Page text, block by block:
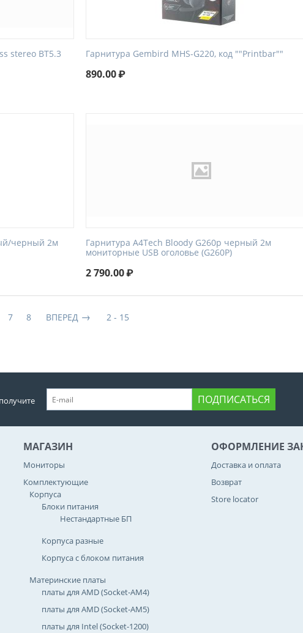
stereo BT5.3 Гарнитура Gembird MHS-G220, код ""Printbar""
890.00₽
черный 2м
Гарнитура A4Tech Bloody G260p черный 2м
мониторные USB оголовье (G260P)
2 790.00₽
7 8 ВПЕРЕД 2 - 15
ПОДПИСАТЬСЯ
МАГАЗИН
Мониторы
Комплектующие
Корпуса
Блоки питания
Нестандартные БП
Корпуса разные
Корпуса с блоком питания
Материнские платы
платы для AMD (Socket-AM4)
платы для AMD (Socket-AM5)
платы для Intel (Socket-1200)
ОФОРМЛЕНИЕ
Доставка и оплата
Возврат
Store locator